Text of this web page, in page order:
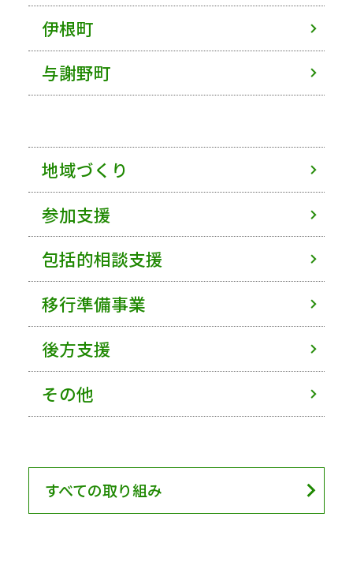
伊根町
与謝野町
地域づくり
参加支援
包括的相談支援
移行準備事業
後方支援
その他
すべての取り組み